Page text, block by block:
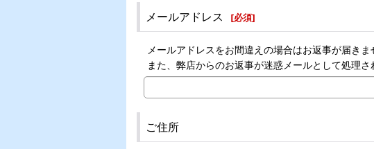
メールアドレス [必須]
メールアドレスをお間違えの場合はお返事が届きま
また、弊店からのお返事が迷惑メールとして処理
ご住所